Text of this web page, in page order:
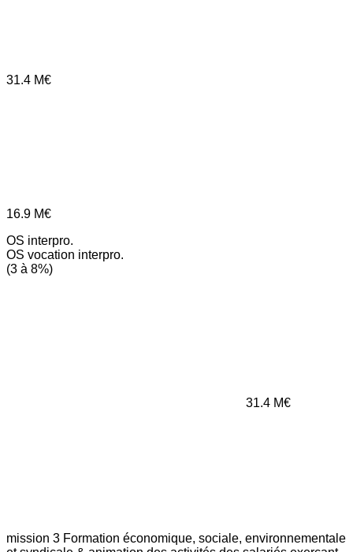
31.4 M€
16.9 M€
OS interpro.
OS vocation interpro.
(3 à 8%)
31.4 M€
mission 3 Formation économique, sociale, environnementale